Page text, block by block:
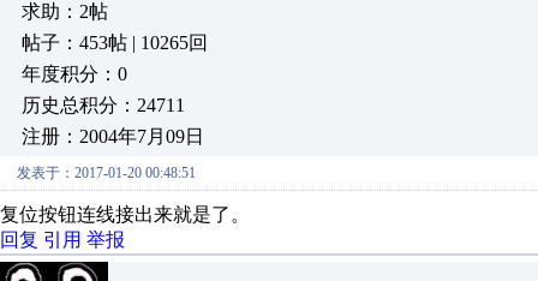
求助：2帖
帖子：453帖 | 10265回
年度积分：0
历史总积分：24711
注册：2004年7月09日
发表于：2017-01-20 00:48:51
复位按钮连线接出来就是了。
回复 引用 举报